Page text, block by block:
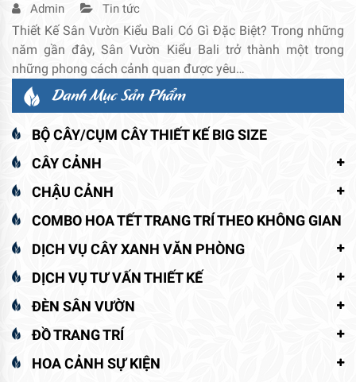
Admin Tin tức
Thiết Kế Sân Vườn Kiểu Bali Có Gì Đặc Biệt? Trong những
năm gần đây, Sân Vườn Kiểu Bali trở thành một trong
những phong cách cảnh quan được yêu…
Danh Mục Sản Phẩm
BỘ CÂY/CỤM CÂY THIẾT KẾ BIG SIZE
CÂY CẢNH
CHẬU CẢNH
COMBO HOA TẾT TRANG TRÍ THEO KHÔNG GIAN
DỊCH VỤ CÂY XANH VĂN PHÒNG
DỊCH VỤ TƯ VẤN THIẾT KẾ
ĐÈN SÂN VƯỜN
ĐỒ TRANG TRÍ
HOA CẢNH SỰ KIỆN